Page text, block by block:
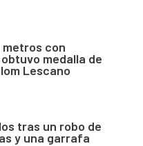
metros con
medalla de
Lescano
tras un robo de
y una garrafa